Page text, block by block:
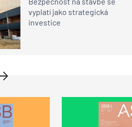
vyplatí jako strategická
investice